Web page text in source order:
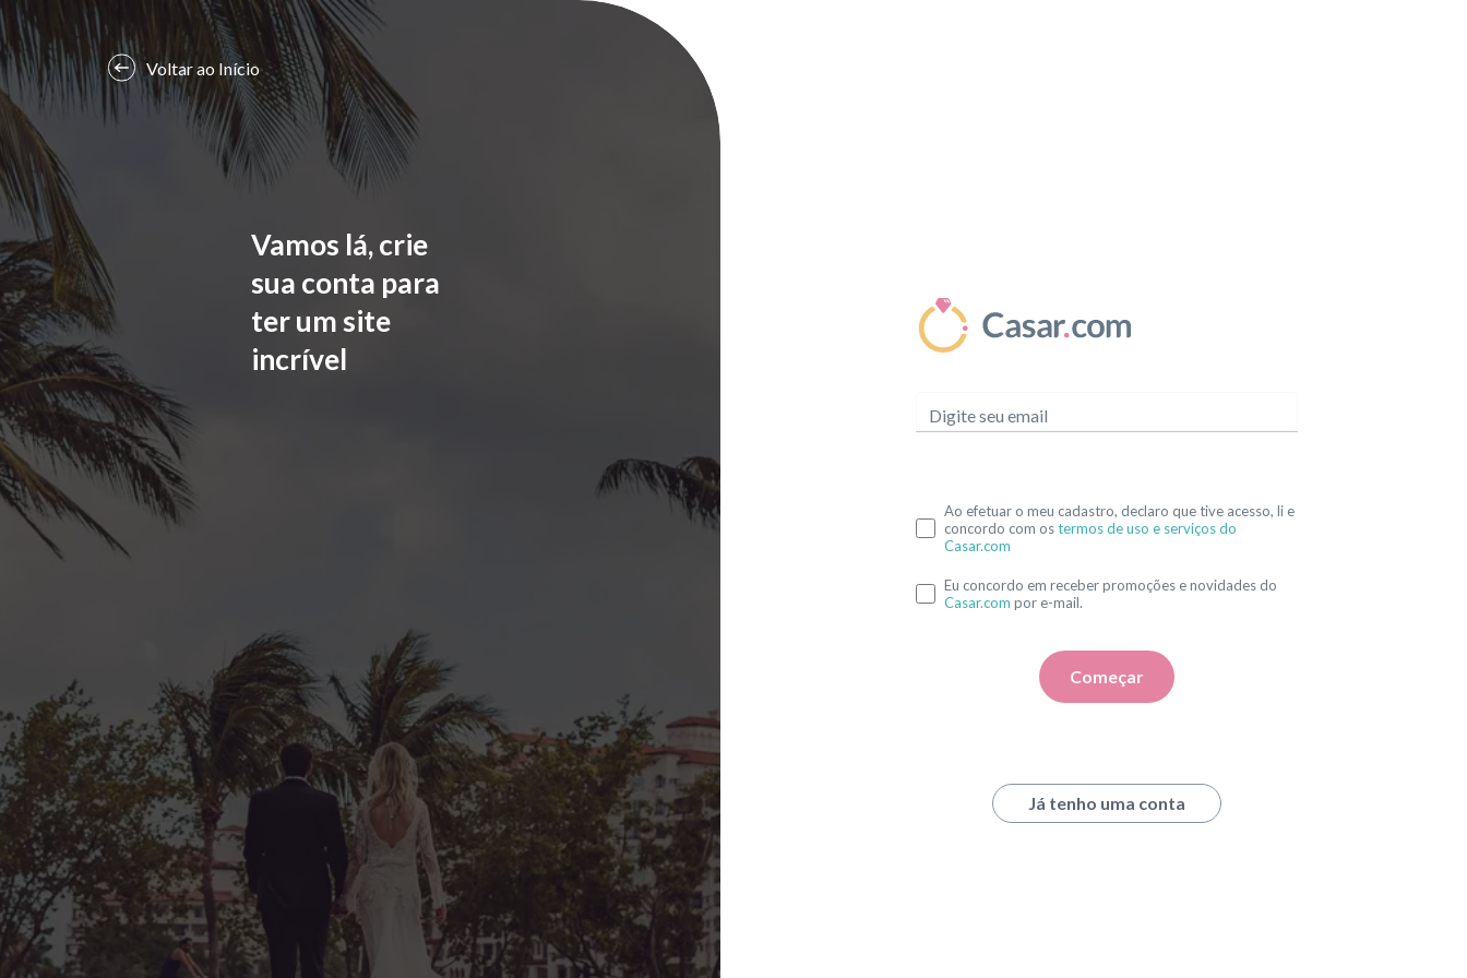
Vamos lá, crie
sua conta para
ter um site
incrível
Voltar ao Início
Digite seu email
Ao efetuar o meu cadastro, declaro que tive acesso, li e
concordo com ostermos de uso e serviços do
Casar.com
Eu concordo em receber promoções e novidades do
Casar.com por e-mail.
Começar
Já tenho uma conta